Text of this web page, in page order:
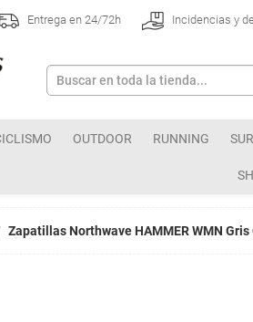
Entrega en 24/72h Incidencias y
OUTDOOR RUNNING
Zapatillas Northwave HAMMER WMN